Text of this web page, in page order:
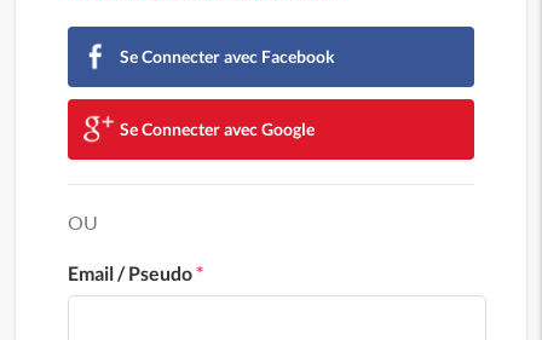
Se Connecter avec Facebook
Se Connecter avec Google
OU
Email / Pseudo*